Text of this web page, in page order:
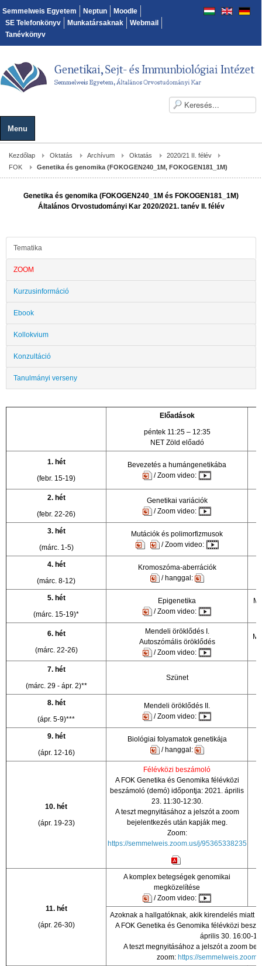
Semmelweis Egyetem Neptun
Moodle
SE Telefonkönyv
Munkatársaknak
Webmail
Tanévkönyv
Menu
Kezdőlap Oktatás Archívum Oktatás
2020/21 II. félév
FOK
Genetika és genomika (FOKOGEN240_1M, FOKOGEN181_1M)
Genetika és genomika (FOKOGEN240_1M és FOKOGEN181_1M)
Általános Orvostudományi Kar 2020/2021. tanév II. félév
Tematika
ZOOM
Kurzusinformáció
Ebook
Kollokvium
Konzultáció
Tanulmányi verseny
Előadások
péntek 11:25 – 12:35
NET Zöld előadó
1. hét
(febr. 15-19)
Bevezetés a humángenetikába
/ Zoom video:
2. hét
(febr. 22-26)
Genetikai variációk
/ Zoom video:
3. hét
(márc. 1-5)
Mutációk és polimorfizmusok
/ Zoom video:
4. hét
(márc. 8-12)
Kromoszóma-aberrációk
/ hanggal:
5. hét
(márc. 15-19)*
Epigenetika
/ Zoom video:
6. hét
(márc. 22-26)
Mendeli öröklődés I.
Autoszómális öröklődés
/ Zoom video:
7. hét
(márc. 29 - ápr. 2)**
Szünet
8. hét
(ápr. 5-9)***
Mendeli öröklődés II.
/ Zoom video:
9. hét
(ápr. 12-16)
Biológiai folyamatok genetikája
/ hanggal:
10. hét
(ápr. 19-23)
Félévközi beszámoló
A FOK Genetika és Genomika félévközi
beszámoló (demó) időpontja: 2021. április
23. 11:30-12:30.
A teszt megnyitásához a jelszót a zoom
bejelentkezés után kapják meg.
Zoom:
https://semmelweis.zoom.us/j/95365338235
11. hét
(ápr. 26-30)
A komplex betegségek genomikai
megközelítése
/ Zoom video:
Azoknak a hallgatóknak, akik kirendelés miatt
A FOK Genetika és Genomika félévközi
április 30. 16:00-
A teszt megnyitásához a jelszót a zoom
zoom: https://